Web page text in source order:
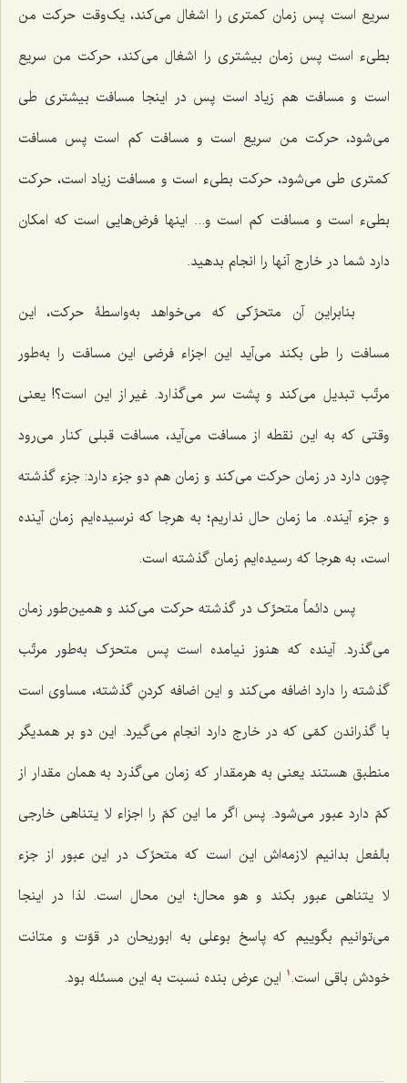
سریع است پس زمان کمتری را اشغال می‌کند، یک‌وقت حرکت من
بطیء است پس زمان بیشتری را اشغال می‌کند، حرکت من سریع
است و مسافت هم زیاد است پس در اینجا مسافت بیشتری طی
می‌شود، حرکت من سریع است و مسافت کم است پس مسافت
کمتری طی می‌شود، حرکت بطیء است و مسافت زیاد است، حرکت
بطیء است و مسافت کم است و... اینها فرض‌هایی است که امکان
دارد شما در خارج آنها را انجام بدهید.
بنابراین آن متحرِّکی که می‌خواهد به‌واسطۀ حرکت، این
مسافت را طی بکند می‌آید این اجزاء فرضی این مسافت را به‌طور
مرتّب تبدیل می‌کند و پشت سر می‌گذارد. غیر از این است؟! یعنی
وقتی که به این نقطه از مسافت می‌آید، مسافت قبلی کنار می‌رود
چون دارد در زمان حرکت می‌کند و زمان هم دو جزء دارد: جزء گذشته
و جزء آینده. ما زمان حال نداریم؛ به هرجا که نرسیده‌ایم زمان آینده
است، به هرجا که رسیده‌ایم زمان گذشته است.
پس دائماً متحرِّک در گذشته حرکت می‌کند و همین‌طور زمان
می‌گذرد. آینده که هنوز نیامده است پس متحرّک به‌طور مرتّب
گذشته را دارد اضافه می‌کند و این اضافه کردنِ گذشته، مساوی است
با گذراندن کمّی که در خارج دارد انجام می‌گیرد. این دو بر همدیگر
منطبق هستند یعنی به هرمقدار که زمان می‌گذرد به همان مقدار از
کمّ دارد عبور می‌شود. پس اگر ما این کمّ را اجزاء لا یتناهی خارجی
بالفعل بدانیم لازمه‌اش این است که متحرِّک در این عبور از جزء
لا یتناهی عبور بکند و هو محال؛ این محال است. لذا در اینجا
می‌توانیم بگوییم که پاسخ بوعلی به ابوریحان در قوّت و متانت
خودش باقی است. 1 این عرض بنده نسبت به این مسئله بود.